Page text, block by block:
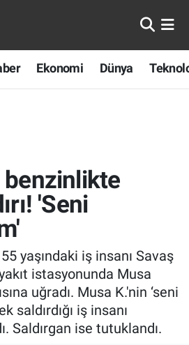
Ekonomi Dünya
benzinlikte
'Seni
yaşındaki iş insanı Savaş
istasyonunda Musa
uğradı. Musa K.'nin ‘seni
saldırdığı iş insanı
Saldırgan ise tutuklandı.
Evrenive Fikstür